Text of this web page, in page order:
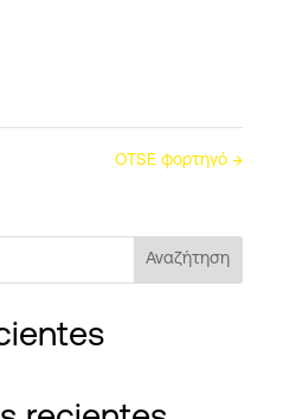
OTSE φορτηγό→
Αναζήτηση